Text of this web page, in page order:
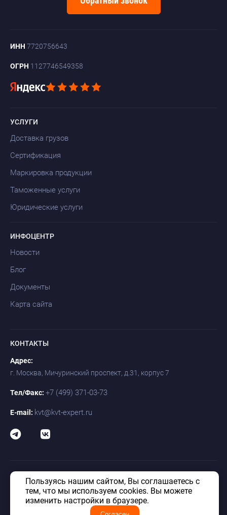
Пользуясь нашим сайтом, Вы соглашаетесь с
тем, что мы используем cookies. Вы можете
изменить настройки в браузере.
ИНН 7720756643
ОГРН 1127746549358
УСЛУГИ
Доставка грузов
Сертификация
Маркировка продукции
Таможенные услуги
Юридические услуги
ИНФОЦЕНТР
Новости
Блог
Документы
Карта сайта
КОНТАКТЫ
Адрес:
г. Москва, Мичуринский проспект, д.31, корпус 7
Тел/Факс: +7 (499) 371-03-73
E-mail: kvt@kvt-expert.ru
© «КВТ» 1992–2026. Таможенно-логистический оператор КВТ. Все
права защищены.
Политика в отношении обработки персональных данных
Антикоррупционнаяя политика